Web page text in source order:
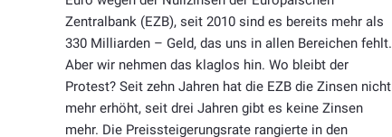
Zentralbank (EZB), seit 2010 sind es bereits mehr als
330 Milliarden – Geld, das uns in allen Bereichen fehlt.
Aber wir nehmen das klaglos hin. Wo bleibt der
Protest? Seit zehn Jahren hat die EZB die Zinsen nicht
mehr erhöht, seit drei Jahren gibt es keine Zinsen
mehr. Die Preissteigerungsrate rangierte in den